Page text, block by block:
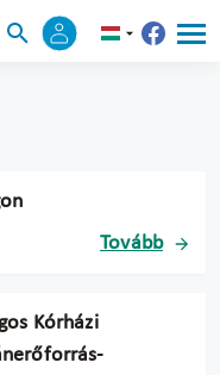
Tovább
Kórházi